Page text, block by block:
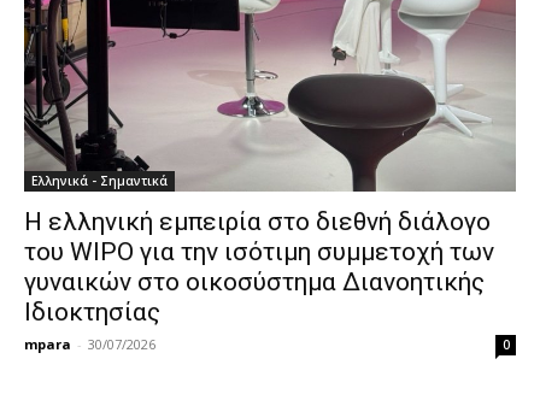
Ελληνικά - Σημαντικά
Η ελληνική εμπειρία στο διεθνή διάλογο
του WIPO για την ισότιμη συμμετοχή των
γυναικών στο οικοσύστημα Διανοητικής
Ιδιοκτησίας
mpara - 30/07/2026 0